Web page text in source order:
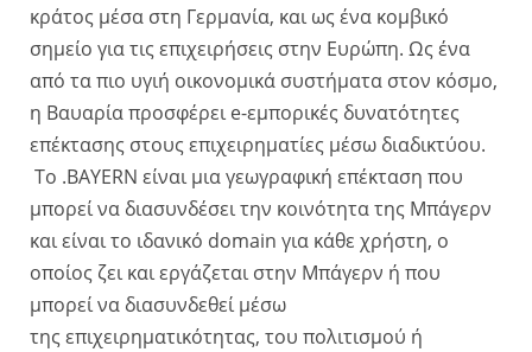
κράτος μέσα στη Γερμανία, και ως ένα κομβικό
σημείο για τις επιχειρήσεις στην Ευρώπη. Ως ένα
από τα πιο υγιή οικονομικά συστήματα στον κόσμο,
η Βαυαρία προσφέρει e-εμπορικές δυνατότητες
επέκτασης στους επιχειρηματίες μέσω διαδικτύου.
Το .BAYERN είναι μια γεωγραφική επέκταση που
μπορεί να διασυνδέσει την κοινότητα της Μπάγερν
και είναι το ιδανικό domain για κάθε χρήστη, ο
οποίος ζει και εργάζεται στην Μπάγερν ή που
μπορεί να διασυνδεθεί μέσω
της επιχειρηματικότητας, του πολιτισμού ή